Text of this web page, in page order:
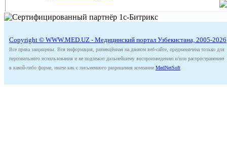
Copyright © WWW.MED.UZ - Медицинский портал Узбекистана, 2005-2026
Все права защищены. Вся информация, размещённая на данном веб-сайте, предназначена только для
персонального использования и не подлежит дальнейшему воспроизведению и/или распространению
в какой-либо форме, иначе как с письменного разрешения компании MedNetSoft